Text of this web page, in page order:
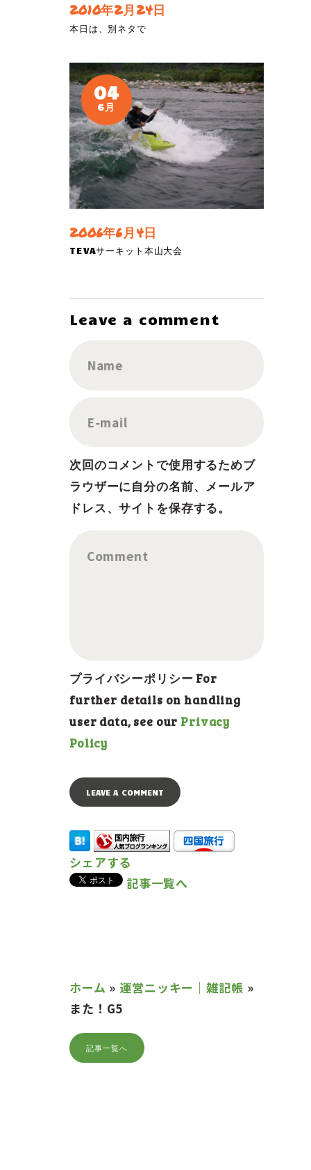
2010年2月24日
本日は、別ネタで
04
6月
2006年6月4日
TEVAサーキット本山大会
Leave a comment
Name
E-mail
次回のコメントで使用するためブ
ラウザーに自分の名前、メールア
ドレス、サイトを保存する。
Comment
プライバシーポリシー For
further details on handling
user data, see our Privacy
Policy
シェアする
記事一覧へ
ホーム » 運営ニッキー｜雑記帳 »
また！G5
記事一覧へ